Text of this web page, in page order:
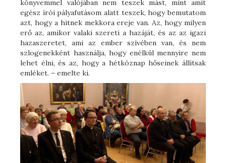
könyvemmel valójában nem teszek mást, mint amit
egész írói pályafutásom alatt teszek, hogy bemutatom
azt, hogy a hitnek mekkora ereje van. Az, hogy milyen
erő az, amikor valaki szereti a hazáját, és az az igazi
hazaszeretet, ami az ember szívében van, és nem
szlogenekként használja, hogy enélkül mennyire nem
lehet élni, és az, hogy a hétköznap hőseinek állítsak
emléket. – emelte ki.